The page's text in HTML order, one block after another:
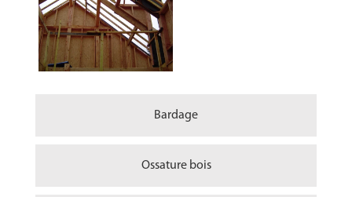
Bardage
Ossature bois